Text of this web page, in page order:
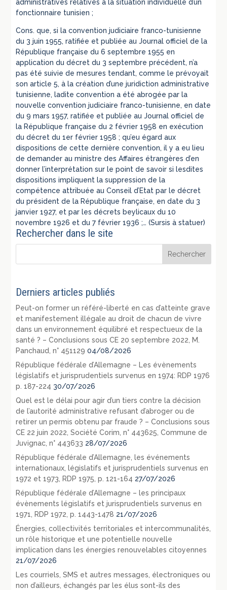
administratives relatives à la situation individuelle d’un
fonctionnaire tunisien ;
Cons. que, si la convention judiciaire franco-tunisienne
du 3 juin 1955, ratifiée et publiée au Journal officiel de la
République française du 6 septembre 1955 en
application du décret du 3 septembre précédent, n’a
pas été suivie de mesures tendant, comme le prévoyait
son article 5, à la création d’une juridiction administrative
tunisienne, ladite convention a été abrogée par la
nouvelle convention judiciaire franco-tunisienne, en date
du 9 mars 1957, ratifiée et publiée au Journal officiel de
la République française du 2 février 1958 en exécution
du décret du 1er février 1958 ; qu’eu égard aux
dispositions de cette dernière convention, il y a eu lieu
de demander au ministre des Affaires étrangères d’en
donner l’interprétation sur le point de savoir si lesdites
dispositions impliquent la suppression de la
compétence attribuée au Conseil d’Etat par le décret
du président de la République française, en date du 3
janvier 1927, et par les décrets beylicaux du 10
novembre 1926 et du 7 février 1936 ;… (Sursis à statuer)
Rechercher dans le site
Derniers articles publiés
Peut-on former un référé-liberté en cas d’atteinte grave
et manifestement illégale au droit de chacun de vivre
dans un environnement équilibré et respectueux de la
santé ? – Conclusions sous CE 20 septembre 2022, M.
Panchaud, n° 451129 04/08/2026
République fédérale d’Allemagne – Les évènements
législatifs et jurisprudentiels survenus en 1974: RDP 1976
p. 187-224 30/07/2026
Quel est le délai pour agir d’un tiers contre la décision
de l’autorité administrative refusant d’abroger ou de
retirer un permis obtenu par fraude ? – Conclusions sous
CE 22 juin 2022, Société Corim, n° 443625, Commune de
Juvignac, n° 443633 28/07/2026
République fédérale d’Allemagne, les événements
internationaux, législatifs et jurisprudentiels survenus en
1972 et 1973, RDP 1975, p. 121-164 27/07/2026
République fédérale d’Allemagne – les principaux
évènements législatifs et jurisprudentiels survenus en
1971, RDP 1972, p. 1443-1478 21/07/2026
Énergies, collectivités territoriales et intercommunalités,
un rôle historique et une potentielle nouvelle
implication dans les énergies renouvelables citoyennes
21/07/2026
Les courriels, SMS et autres messages, électroniques ou
non d’ailleurs, échangés par les élus sont-ils des